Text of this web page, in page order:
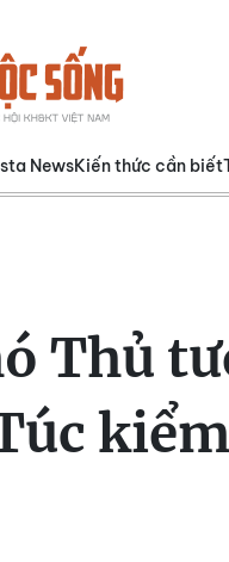
NewsKiến thức cần biết
Thủ